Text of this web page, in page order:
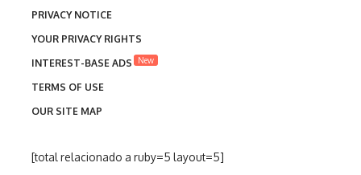
PRIVACY NOTICE
YOUR PRIVACY RIGHTS
INTEREST-BASE ADS
New
TERMS OF USE
OUR SITE MAP
[total relacionado a ruby=5 layout=5]